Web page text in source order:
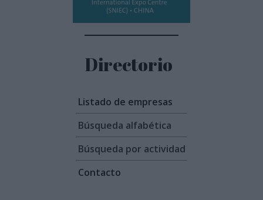
Directorio
Listado de empresas
Búsqueda alfabética
Búsqueda por actividad
Contacto